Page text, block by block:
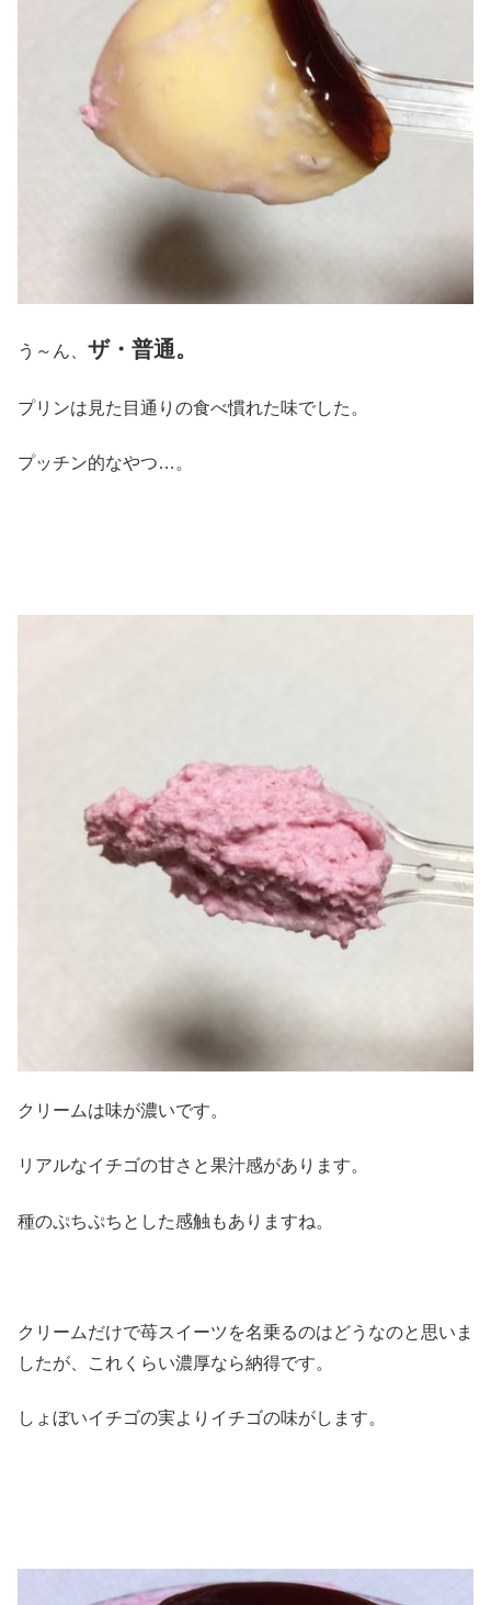
う～ん、 ザ・普通。
プリンは見た目通りの食べ慣れた味でした。
プッチン的なやつ…。
クリームは味が濃いです。
リアルなイチゴの甘さと果汁感があります。
種のぷちぷちとした感触もありますね。
クリームだけで苺スイーツを名乗るのはどうなのと思いま
したが、これくらい濃厚なら納得です。
しょぼいイチゴの実よりイチゴの味がします。